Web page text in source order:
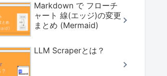
Markdown で フローチ
ャート 線(エッジ)の変更
まとめ (Mermaid)
LLM Scraperとは？